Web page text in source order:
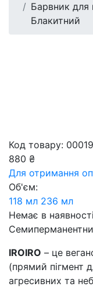
Барвник для
Блакитний
Код товару: 00019
880 ₴
Для отримання
Об'єм:
118 мл 236 мл
Немає в наявності
IROIRO – це
(прямий пігмент
агресивних та